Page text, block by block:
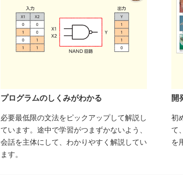
プログラムのしくみがわかる
必要最低限の文法をピックアップして解説し
ています。途中で学習がつまずかないよう、
会話を主体にして、わかりやすく解説してい
ます。
開
初
て
を